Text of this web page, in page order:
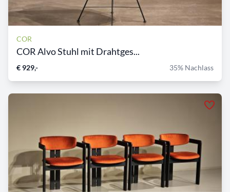
COR
COR Alvo Stuhl mit Drahtges...
€ 929,- 35% Nachlass